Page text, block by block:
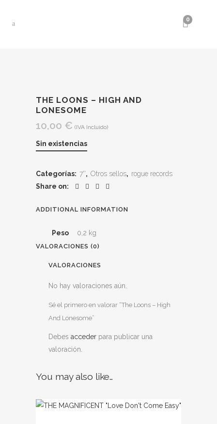
0
THE LOONS – HIGH AND
LONESOME
10,00 € (IVA Incluido)
Sin existencias
Categorías: 7'', Otros sellos, rogue records
Share on:
ADDITIONAL INFORMATION
Peso 0,2 kg
VALORACIONES (0)
VALORACIONES
No hay valoraciones aún.
Sé el primero en valorar “The Loons – High
And Lonesome”
Debes acceder para publicar una
valoración.
You may also like…